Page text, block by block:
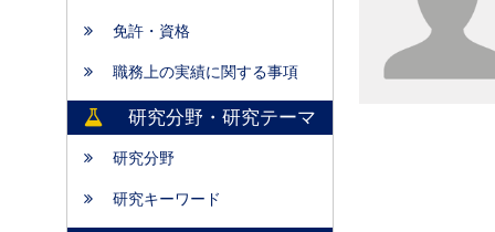
免許・資格
職務上の実績に関する事項
研究分野・研究テーマ
研究分野
研究キーワード